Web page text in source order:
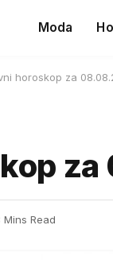
Moda
horoskop za
Mins Read